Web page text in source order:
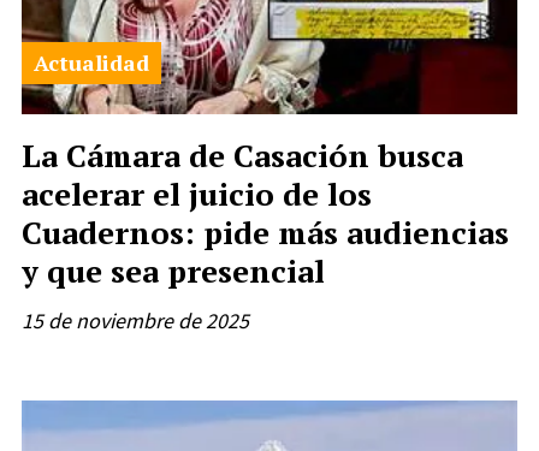
La Cámara de Casación busca
acelerar el juicio de los
Cuadernos: pide más audiencias
y que sea presencial
Actualidad
15 de noviembre de 2025